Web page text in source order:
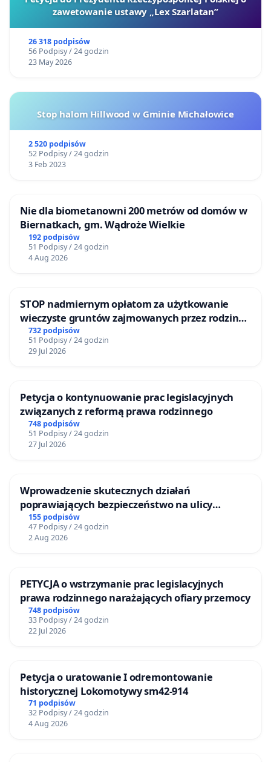
zawetowanie ustawy „Lex Szarlatan”
26 318 podpisów
56 Podpisy / 24 godzin
23 May 2026
Stop halom Hillwood w Gminie Michałowice
2 520 podpisów
52 Podpisy / 24 godzin
3 Feb 2023
Nie dla biometanowni 200 metrów od domów w
Biernatkach, gm. Wądroże Wielkie
192 podpisów
51 Podpisy / 24 godzin
4 Aug 2026
STOP nadmiernym opłatom za użytkowanie
wieczyste gruntów zajmowanych przez rodzinne
ogrody działkowe.
732 podpisów
51 Podpisy / 24 godzin
29 Jul 2026
Petycja o kontynuowanie prac legislacyjnych
związanych z reformą prawa rodzinnego
748 podpisów
51 Podpisy / 24 godzin
27 Jul 2026
Wprowadzenie skutecznych działań
poprawiających bezpieczeństwo na ulicy
Żeromskiego w Otwocku
155 podpisów
47 Podpisy / 24 godzin
2 Aug 2026
PETYCJA o wstrzymanie prac legislacyjnych
prawa rodzinnego narażających ofiary przemocy
748 podpisów
33 Podpisy / 24 godzin
22 Jul 2026
Petycja o uratowanie I odremontowanie
historycznej Lokomotywy sm42-914
71 podpisów
32 Podpisy / 24 godzin
4 Aug 2026